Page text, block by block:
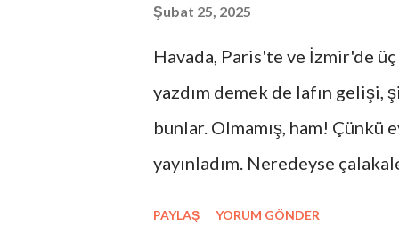
Sen miydin belkahveden bir
Şubat 25, 2025
Havada, Paris'te ve İzmir'de üç
yazdım demek de lafın
bunlar. Olmamış, ham! Çünkü
yayınladım. Neredeyse
PAYLAŞ YORUM GÖNDER